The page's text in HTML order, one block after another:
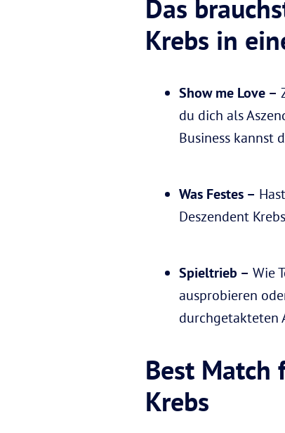
Das
Krebs in
Show me Love –
du dich als
Business kannst
Was Festes –
Deszendent
Spieltrieb – Wie
ausprobieren
durchgetakteten
Best Match
Krebs